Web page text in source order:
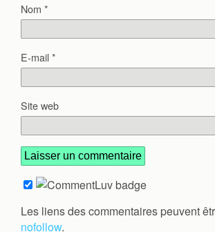
Nom *
E-mail*
Site web
Les liens des commentaires peuvent
nofollow.